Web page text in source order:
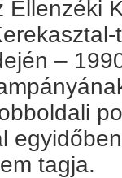
Ellenzéki
–
tagja.